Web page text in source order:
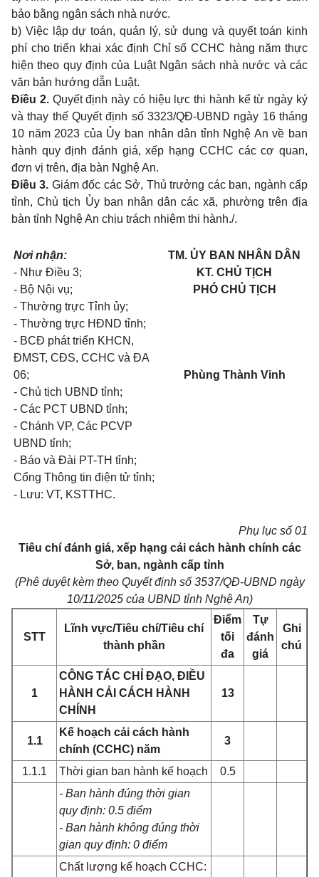
bảo bằng ngân sách nhà nước.
b) Việc lập dự toán, quản lý, sử dụng và quyết toán kinh
phí cho triển khai xác định Chỉ số CCHC hàng năm thực
hiện theo quy định của Luật Ngân sách nhà nước và các
văn bản hướng dẫn Luật.
Điều 2. Quyết định này có hiệu lực thi hành kể từ ngày ký
và thay thế Quyết định số 3323/QĐ-UBND ngày 16 tháng
10 năm 2023 của Ủy ban nhân dân tỉnh Nghệ An về ban
hành quy định đánh giá, xếp hạng CCHC các cơ quan,
đơn vị trên, địa bàn Nghệ An.
Điều 3. Giám đốc các Sở, Thủ trưởng các ban, ngành cấp
tỉnh, Chủ tịch Ủy ban nhân dân các xã, phường trên địa
bàn tỉnh Nghệ An chịu trách nhiệm thi hành./.
Nơi nhận:
- Như Điều 3;
- Bộ Nội vụ;
- Thường trực Tỉnh ủy;
- Thường trực HĐND tỉnh;
- BCĐ phát triển KHCN,
ĐMST, CĐS, CCHC và ĐA
06;
- Chủ tịch UBND tỉnh;
- Các PCT UBND tỉnh;
- Chánh VP, Các PCVP
UBND tỉnh;
- Báo và Đài PT-TH tỉnh;
Cổng Thông tin điện tử tỉnh;
- Lưu: VT, KSTTHC.
TM. ỦY BAN NHÂN DÂN
KT. CHỦ TỊCH
PHÓ CHỦ TỊCH
Phùng Thành Vinh
Phụ lục số 01
Tiêu chí đánh giá, xếp hạng cải cách hành chính các
Sở, ban, ngành cấp tỉnh
(Phê duyệt kèm theo Quyết định số 3537/QĐ-UBND ngày
10/11/2025 của UBND tỉnh Nghệ An)
STT
Lĩnh vực/Tiêu chí/Tiêu chí
thành phần
Điểm
tối
đa
Tự
đánh
giá
Ghi
chú
1
CÔNG TÁC CHỈ ĐẠO, ĐIỀU
HÀNH CẢI CÁCH HÀNH
CHÍNH
13
1.1
Kế hoạch cải cách hành
chính (CCHC) năm
3
1.1.1 Thời gian ban hành kế hoạch
0.5
- Ban hành đúng thời gian
quy định: 0.5 điểm
- Ban hành không đúng thời
gian quy định: 0 điểm
Chất lượng kế hoạch CCHC: